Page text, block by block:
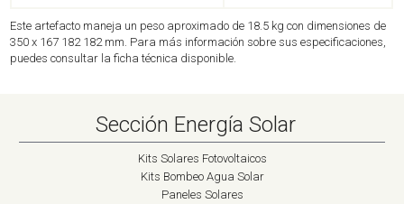
Este artefacto maneja un peso aproximado de 18.5 kg con dimensiones de
350 x 167 182 182 mm. Para más información sobre sus especificaciones,
puedes consultar la ficha técnica disponible.
Sección Energía Solar
Kits Solares Fotovoltaicos
Kits Bombeo Agua Solar
Paneles Solares